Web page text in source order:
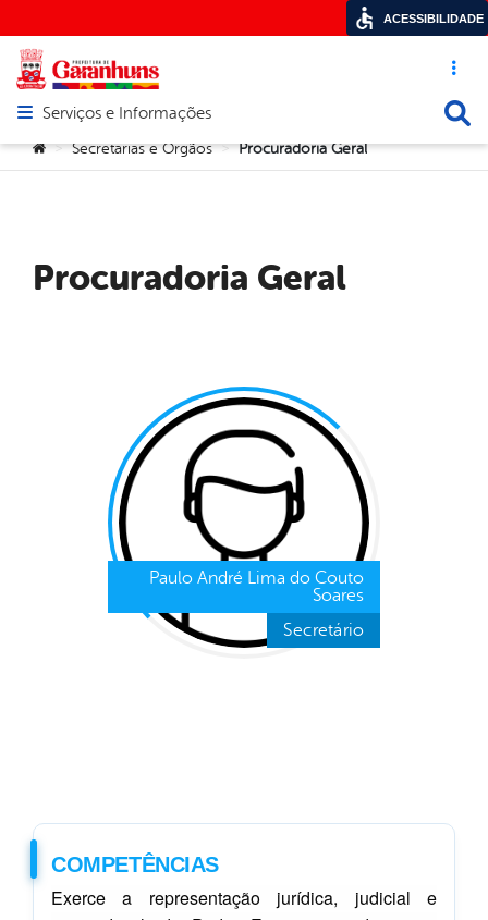
Acesso
Abrir menu principal de navegação
Serviços e Informações
Você está aqui:
> Secretarias e Orgãos > Procuradoria Geral
Procuradoria Geral
Paulo André Lima do Couto
Soares
Secretário
COMPETÊNCIAS
Exerce a representação jurídica, judicial e
ACESSIBILIDADE